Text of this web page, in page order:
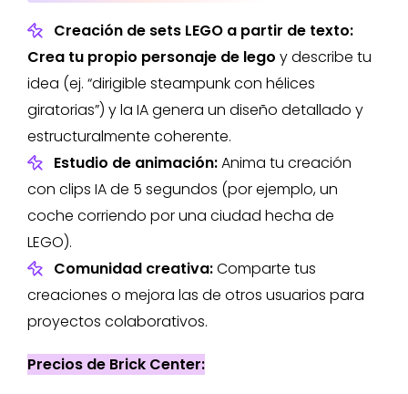
Creación de sets LEGO a partir de texto:
Crea tu propio personaje de lego y describe tu
idea (ej. “dirigible steampunk con hélices
giratorias”) y la IA genera un diseño detallado y
estructuralmente coherente.
Estudio de animación:Anima tu creación
con clips IA de 5 segundos (por ejemplo, un
coche corriendo por una ciudad hecha de
LEGO).
Comunidad creativa:Comparte tus
creaciones o mejora las de otros usuarios para
proyectos colaborativos.
Precios de Brick Center: